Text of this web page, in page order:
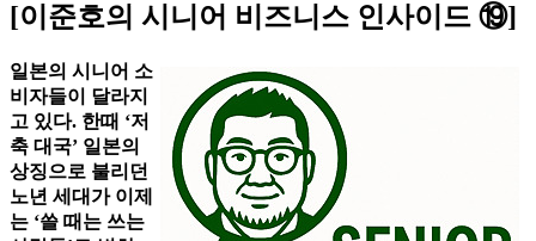
[이준호의 시니어 비즈니스 인사이드 ⑲]
일본의 시니어 소
비자들이 달라지
고 있다. 한때 ‘저
축 대국’ 일본의
상징으로 불리던
노년 세대가 이제
는 ‘쓸 때는 쓰는